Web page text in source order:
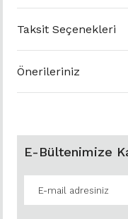
Taksit Seçenekleri
Önerileriniz
E-Bültenimize